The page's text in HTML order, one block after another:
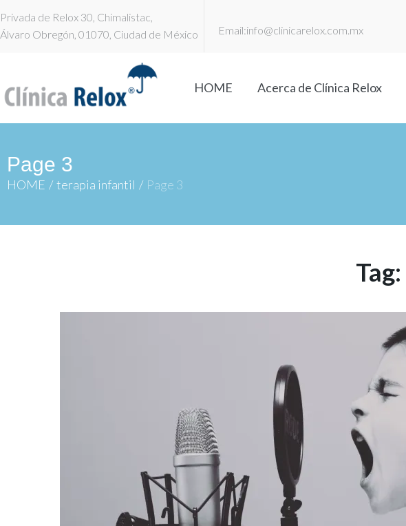
Privada de Relox 30, Chimalistac,
Álvaro Obregón, 01070, Ciudad de México
Email:info@clinicarelox.com.mx
HOME Acerca de Clínica Relox
Page 3
HOME / terapia infantil / Page 3
Tag: